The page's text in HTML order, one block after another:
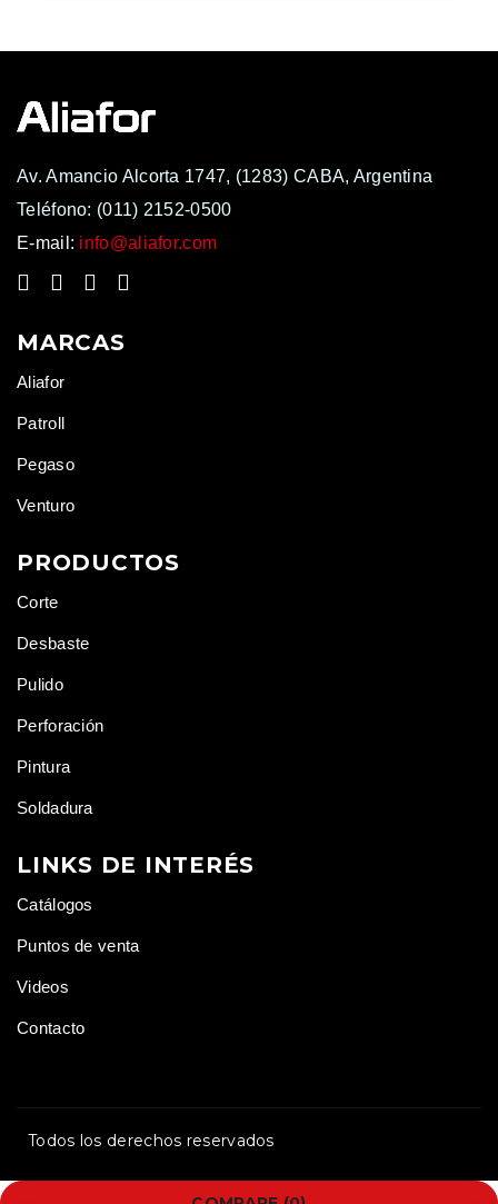
Av. Amancio Alcorta 1747, (1283) CABA, Argentina
Teléfono: (011) 2152-0500
E-mail: info@aliafor.com
MARCAS
Aliafor
Patroll
Pegaso
Venturo
PRODUCTOS
Corte
Desbaste
Pulido
Perforación
Pintura
Soldadura
LINKS DE INTERÉS
Catálogos
Puntos de venta
Videos
Contacto
Todos los derechos reservados